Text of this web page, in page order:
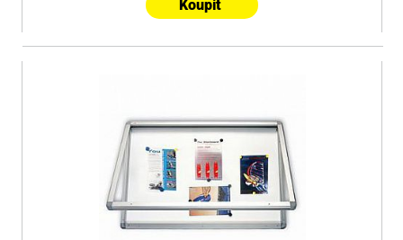
Koupit